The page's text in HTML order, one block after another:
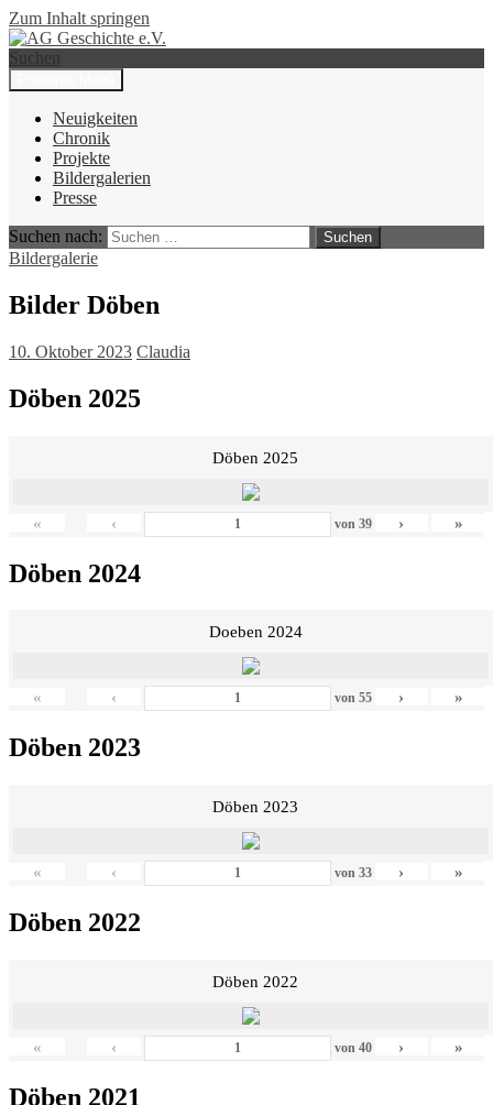
Zum Inhalt springen
AG Geschichte e.V.
Suchen
Neuigkeiten
Chronik
Projekte
Bildergalerien
Presse
Suchen nach:
Bildergalerie
Bilder Döben
10. Oktober 2023 Claudia
Döben 2025
Döben 2025
« ‹ von 39 › »
Döben 2024
Doeben 2024
« ‹ von 55 › »
Döben 2023
Döben 2023
« ‹ von 33 › »
Döben 2022
Döben 2022
« ‹ von 40 › »
Döben 2021